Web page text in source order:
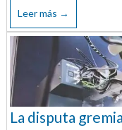
Leer más →
La disputa